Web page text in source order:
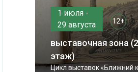
1 июля -
29 августа
12+
выставочная зона (2
этаж)
Цикл выставок «Ближний